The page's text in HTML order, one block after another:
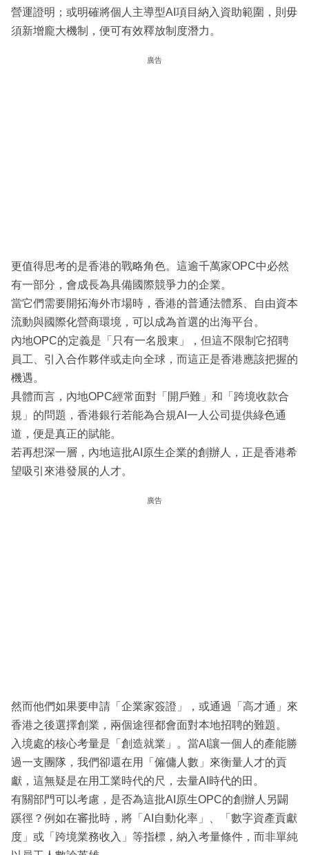
營運證明；或明確將個人主導型AI項目納入資助範圍，則毋
須新增龐大機制，便可有效釋放制度潛力。
廣告
更值得思考的是香港的戰略角色。這逾千萬家OPC中必然
有一部分，會成長為具備國際競爭力的企業。
當它們需要開拓海外市場時，香港的普通法體系、自由資本
流動與國際化營商環境，可以成為首選的出海平台。
內地OPC的定義是「只有一名股東」，但這不限制它招聘
員工、引入合作夥伴或走向全球，而這正是香港應該把握的
機遇。
具體而言，內地OPC經常面對「開戶難」和「跨境收款合
規」的問題，香港銀行若能為合規AI一人公司提供綠色通
道，便是真正的賦能。
若再想深一層，內地這批AI原生企業的創辦人，正是香港希
望吸引來港發展的人才。
廣告
然而他們如果要申請「企業家簽證」，或通過「高才通」來
香港之後選擇創業，兩個途徑都會面對本地招聘的難題。
入境處的核心考量是「創造就業」。當AI讓一個人的產能勝
過一支團隊，我們卻還在用「僱傭人數」來衡量人才的貢
獻，這無疑是在用工業時代的尺，去量AI時代的田。
有關部門可以考慮，是否為這批AI原生OPC的創辦人另闢
蹊徑？例如在審批時，將「AI自動化率」、「數字資產貢獻
度」或「跨境業務收入」等指標，納入考量條件，而非單純